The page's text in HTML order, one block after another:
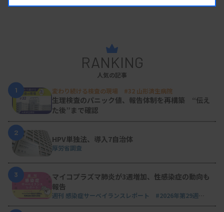
RANKING
人気の記事
1
変わり続ける検査の現場 #32 山形済生病院
生理検査のパニック値、報告体制を再構築 “伝え
た後”まで確認
2
HPV単独法、導入7自治体
厚労省調査
3
マイコプラズマ肺炎が3週増加、性感染症の動向も
報告
週刊 感染症サーベイランスレポート #2026年第29週